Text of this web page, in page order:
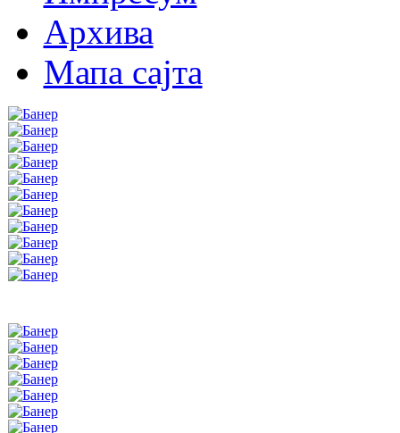
Архива
Мапа сајта